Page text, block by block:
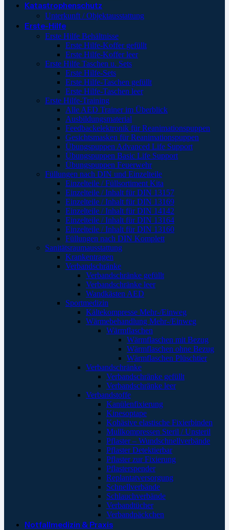
Katastrophenschutz
Unterkunft / Objektausstattung
Erste-Hilfe
Erste Hilfe Behältnisse
Erste Hilfe-Koffer gefüllt
Erste Hilfe-Koffer leer
Erste Hilfe Taschen u. Sets
Erste Hilfe-Sets
Erste Hilfe-Taschen gefüllt
Erste Hilfe-Taschen leer
Erste Hilfe-Training
Alle AED Trainer im Überblick
Ausbildungsmaterial
Feedbackelektronik für Reanimationspuppen
Gesichtsmasken für Reanimationspuppen
Übungspuppen Advanced Life Support
Übungspuppen Basic Life Support
Übungspuppen Feuerwehr
Füllungen nach DIN und Einzelteile
Einzelteile / Füllsortiment Kita
Einzelteile / Inhalt für DIN 13157
Einzelteile / Inhalt für DIN 13169
Einzelteile / Inhalt für DIN 14142
Einzelteile / Inhalt für DIN 13164
Einzelteile / Inhalt für DIN 13160
Füllungen nach DIN Komplett
Sanitätsraumausstattung
Krankentragen
Verbandschränke
Verbandschränke gefüllt
Verbandschränke leer
Wandkästen AED
Sportmedizin
Kältekompresse Mehr-/Einweg
Wärmebehandlung Mehr-/Einweg
Wärmflaschen
Wärmflaschen mit Bezug
Wärmflaschen ohne Bezug
Wärmflaschen Plüschtier
Verbandschränke
Verbandschränke gefüllt
Verbandschränke leer
Verbandstoffe
Kanülenfixierung
Kinesoptape
Kohäsive elastische Fixierbinden
Mullkompressen Steril / Unsteril
Pflaster – Wundschnellverbände
Pflaster Detektierbar
Pflaster zur Fixierung
Pflasterspender
Replantatversorgung
Schnellverbände
Schlauchverbände
Verbandtücher
Verbandpäckchen
Notfallmedizin & Praxis